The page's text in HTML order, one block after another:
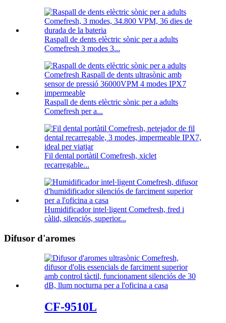
Raspall de dents elèctric sònic per a adults
Comefresh 3 modes 3...
Raspall de dents elèctric sònic per a adults
Comefresh per a...
Fil dental portàtil Comefresh, xiclet
recarregable...
Humidificador intel·ligent Comefresh, fred i
càlid, silenciós, superior...
Difusor d'aromes
CF-9510L